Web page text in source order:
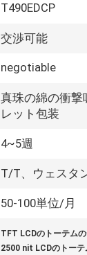
T490EDCP
交渉可能
negotiable
真珠の綿の衝
レット包装
4~5週
T/T、ウェスタ
50-100単位/月
TFT LCDのトーテム
2500 nit LCDのトーテ